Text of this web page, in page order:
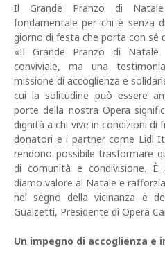
Il Grande Pranzo di Natale
fondamentale per chi è senza
giorno di festa che porta con sé
«Il Grande Pranzo di
conviviale, ma una
missione di accoglienza e
cui la solitudine può essere
porte della nostra Opera
dignità a chi vive in condizioni di
donatori e i partner come Lidl
rendono possibile trasformare
di comunità e condivisione.
diamo valore al Natale e
nel segno della vicinanza e
Gualzetti, Presidente di Opera
Un impegno di accoglienza e